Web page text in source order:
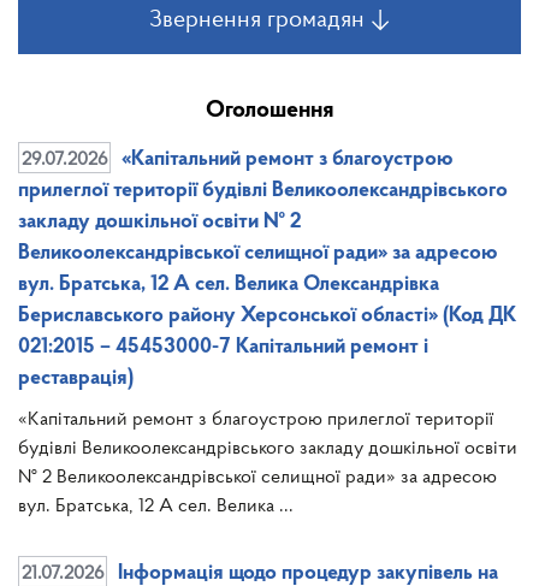
Звернення громадян ↓
Оголошення
29.07.2026
«Капітальний ремонт з благоустрою
прилеглої території будівлі Великоолександрівського
закладу дошкільної освіти № 2
Великоолександрівської селищної ради» за адресою
вул. Братська, 12 А сел. Велика Олександрівка
Бериславського району Херсонської області» (Код ДК
021:2015 – 45453000-7 Капітальний ремонт і
реставрація)
«Капітальний ремонт з благоустрою прилеглої території
будівлі Великоолександрівського закладу дошкільної освіти
№ 2 Великоолександрівської селищної ради» за адресою
вул. Братська, 12 А сел. Велика ...
21.07.2026
Інформація щодо процедур закупівель на